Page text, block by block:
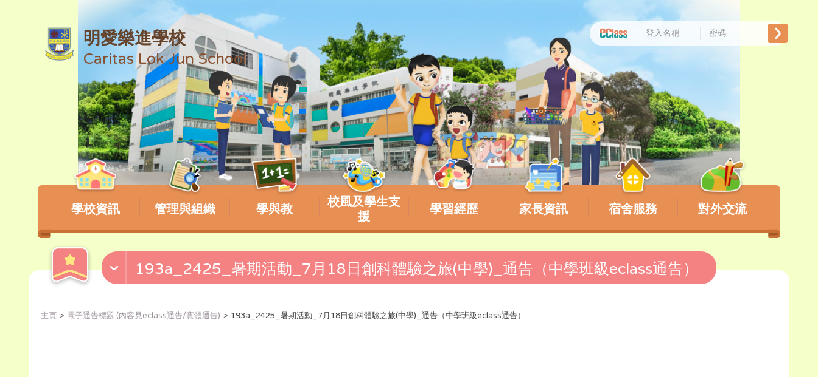
明愛樂進學校
Caritas Lok Jun School
學校資訊 管理與組織 學與教
校風及學生支
援
學習經歷 家長資訊 宿舍服務 對外交流
193a_2425_暑期活動_7月18日創科體驗之旅(中學)_通告（中學班級eclass通告）
主頁 電子通告標題 (內容見eclass通告/實體通告) 193a_2425_暑期活動_7月18日創科體驗之旅(中學)_通告（中學班級eclass通告）